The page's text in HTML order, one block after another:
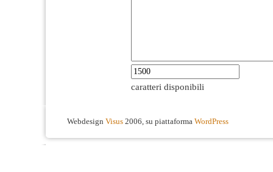
caratteri disponibili
Webdesign Visus 2006, su piattaforma WordPress